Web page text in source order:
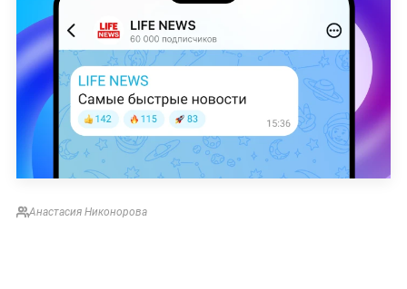
Анастасия Никонорова